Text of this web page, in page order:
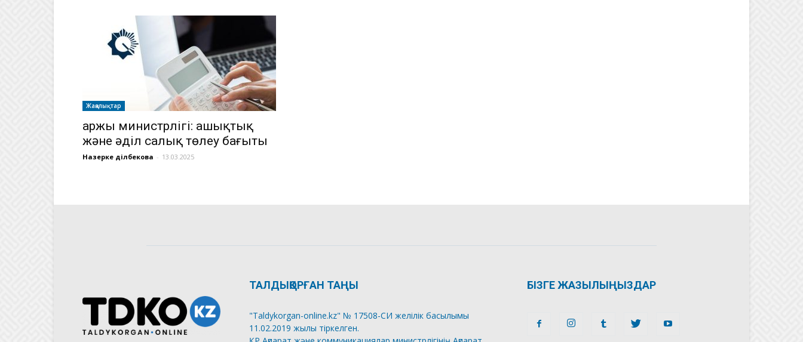
Жаңалықтар
Қаржы министрлігі: ашықтық
және әділ салық төлеу бағыты
Назерке Әділбекова - 13.03.2025
ТАЛДЫҚОРҒАН ТАҢЫ
"Taldykorgan-online.kz" № 17508-СИ желілік басылымы
11.02.2019 жылы тіркелген.
БІЗГЕ ЖАЗЫЛЫҢЫЗДАР